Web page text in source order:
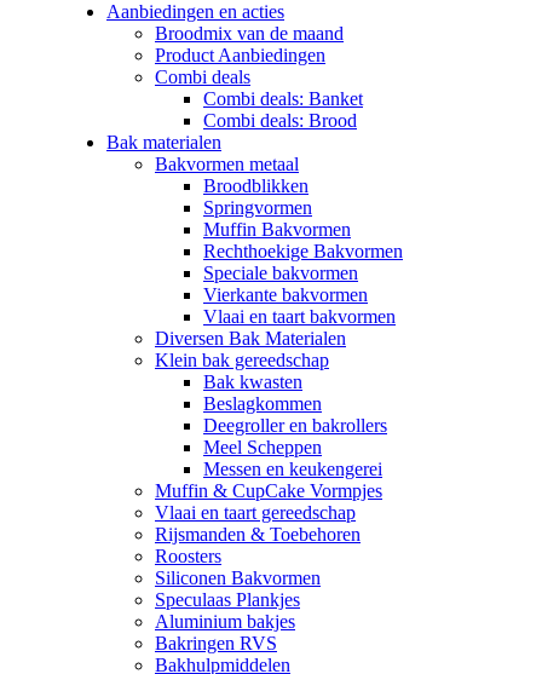
Aanbiedingen en acties
Broodmix van de maand
Product Aanbiedingen
Combi deals
Combi deals: Banket
Combi deals: Brood
Bak materialen
Bakvormen metaal
Broodblikken
Springvormen
Muffin Bakvormen
Rechthoekige Bakvormen
Speciale bakvormen
Vierkante bakvormen
Vlaai en taart bakvormen
Diversen Bak Materialen
Klein bak gereedschap
Bak kwasten
Beslagkommen
Deegroller en bakrollers
Meel Scheppen
Messen en keukengerei
Muffin & CupCake Vormpjes
Vlaai en taart gereedschap
Rijsmanden & Toebehoren
Roosters
Siliconen Bakvormen
Speculaas Plankjes
Aluminium bakjes
Bakringen RVS
Bakhulpmiddelen